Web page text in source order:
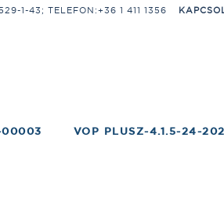
1-43; TELEFON:+36 1 411 1356
00003 VOP PLUSZ-4.1.5-24-